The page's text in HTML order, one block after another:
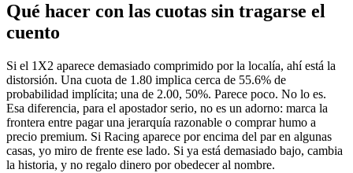
Qué hacer con las cuotas sin tragarse el
cuento
Si el 1X2 aparece demasiado comprimido por la localía, ahí está la
distorsión. Una cuota de 1.80 implica cerca de 55.6% de
probabilidad implícita; una de 2.00, 50%. Parece poco. No lo es.
Esa diferencia, para el apostador serio, no es un adorno: marca la
frontera entre pagar una jerarquía razonable o comprar humo a
precio premium. Si Racing aparece por encima del par en algunas
casas, yo miro de frente ese lado. Si ya está demasiado bajo, cambia
la historia, y no regalo dinero por obedecer al nombre.